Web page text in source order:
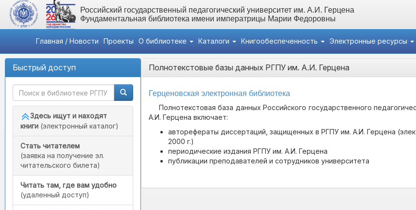
Российский государственный педагогический университет им. А.И. Герцена
Фундаментальная библиотека имени императрицы Марии Федоровны
Главная / Новости Проекты О библиотеке Каталоги Книгообеспеченность Электронные ресурсы
Быстрый доступ
Здесь ищут и находят
книги (электронный каталог)
Стать читателем
(заявка на получение эл.
читательского билета)
Читать там, где вам удобно
(удаленный доступ)
Полнотекстовые базы данных РГПУ им. А.И. Герцена
Герценовская электронная библиотека
Полнотекстовая база данных Российского государственного
А.И. Герцена включает:
авторефераты диссертаций, защищенных в РГПУ им. А.И. Герцена
2000 г.)
периодические издания РГПУ им. А.И. Герцена
публикации преподавателей и сотрудников университета